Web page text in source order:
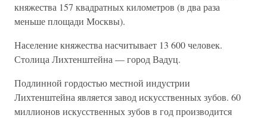
княжества 157 квадратных километров (в два раза
меньше площади Москвы).
Население княжества насчитывает 13 600 человек.
Столица Лихтенштейна — город Вадуц.
Подлинной гордостью местной индустрии
Лихтенштейна является завод искусственных зубов. 60
миллионов искусственных зубов в год производится